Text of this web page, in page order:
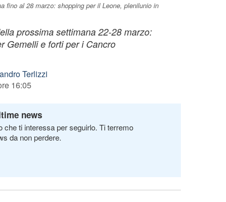
fino al 28 marzo: shopping per il Leone, plenilunio in
prossima settimana 22-28 marzo:
Gemelli e forti per i Cancro
Terlizzi
16:05
news
che ti interessa per seguirlo. Ti terremo
da non perdere.